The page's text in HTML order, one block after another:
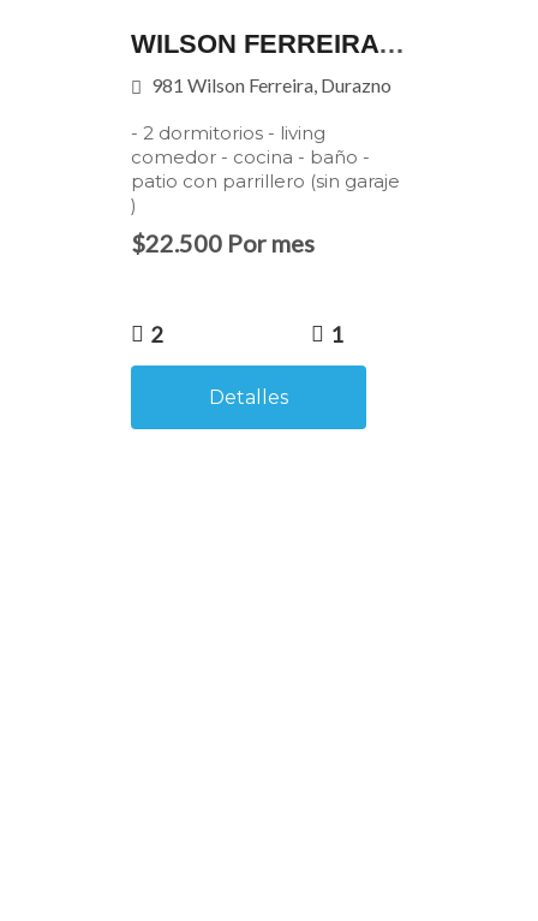
WILSON FERREIRA 981
981 Wilson Ferreira, Durazno
- 2 dormitorios - living
comedor - cocina - baño -
patio con parrillero (sin garaje
)
$22.500 Por mes
2 1
Detalles